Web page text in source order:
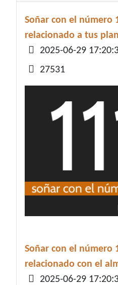
Soñar con el número
relacionado a tus
Detalles
2025-06-29
27531
Soñar con el número
relacionado con el
Detalles
2025-06-29